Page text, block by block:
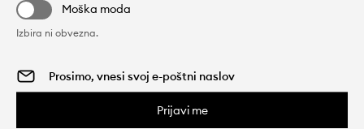
Moška moda
Izbira ni obvezna.
Prijavi me